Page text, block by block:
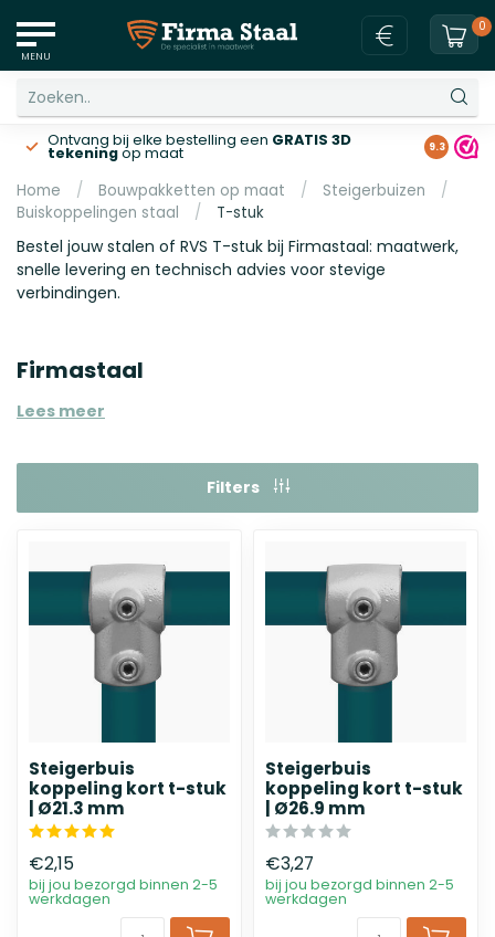
MENU
0
Ontvang bij elke bestelling een GRATIS 3D
tekeningop maat Gratis
9.3
Home / Bouwpakketten op maat / Steigerbuizen
/
Buiskoppelingen staal
/ T-stuk
Bestel jouw stalen of RVS T-stuk bij Firmastaal: maatwerk,
snelle levering en technisch advies voor stevige
verbindingen.
Firmastaal
Lees meer
Filters
Steigerbuis
koppeling kort t-stuk
| Ø21.3 mm
€2,15
bij jou bezorgd binnen 2-5
werkdagen
Steigerbuis
koppeling kort t-stuk
| Ø26.9 mm
€3,27
bij jou bezorgd binnen 2-5
werkdagen